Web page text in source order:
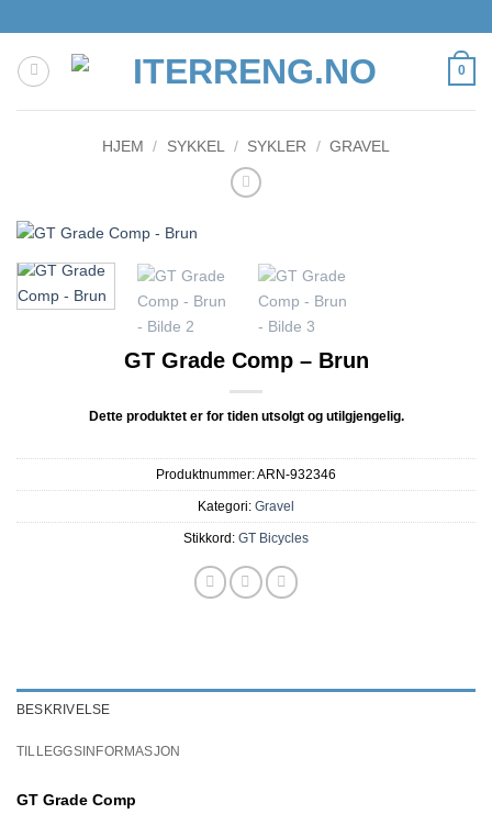
to
content
0
HJEM / SYKKEL / SYKLER / GRAVEL
GT Grade Comp – Brun
Dette produktet er for tiden utsolgt og utilgjengelig.
Produktnummer:ARN-932346
Kategori: Gravel
Stikkord: GT Bicycles
BESKRIVELSE
TILLEGGSINFORMASJON
GT Grade Comp